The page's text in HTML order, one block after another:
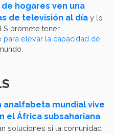
hogares ven una
de televisión al día y lo
promete tener
para elevar la capacidad de
analfabeta mundial vive
el África subsahariana
soluciones si la comunidad